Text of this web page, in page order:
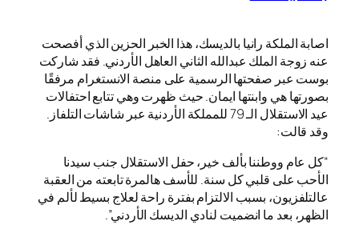
اصابة الملكة رانيا بالديسك، هذا الخبر الحزين الذي أفصحت
عنه زوجة الملك عبدالله الثاني العاهل الأردني. فقد شاركت
بوست عبر صفحتها الرسمية على منصة الانستغرام مرفقًا
بصورتها هي وابنتها ايمان. حيث ظهرت وهي تتابع احتفالات
عيد الاستقلال الـ 79 للمملكة الأردنية عبر شاشات التلفاز.
وقد قالت:
“كل عام ووطننا بألف خير، حفل الاستقلال جنب سيدنا
الأحب على قلبي كل سنة. للأسف هالمرة تابعته من العقبة
عالتلفزيون، بسبب الالتزام بفترة راحة لعلاج بسيط لألم في
الظهر، بعد ما انضميت لنادي الديسك الأردني”.